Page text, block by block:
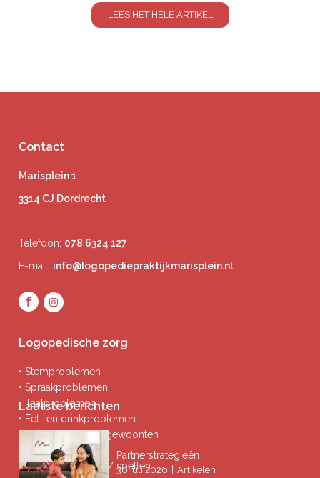
LEES HET HELE ARTIKEL
Contact
Marisplein 1
3314 CJ Dordrecht
Telefoon: 078 6324 127
E-mail: info@logopediepraktijkmarisplein.nl
Logopedische zorg
• Stemproblemen
• Spraakproblemen
• Taalproblemen
• Eet- en drinkproblemen
• Afwijkende mondgewoonten
• Ademproblemen
• Problemen lezen / spellen
Laatste berichten
Partnerstrategieën
30 juli 2026 Artikelen